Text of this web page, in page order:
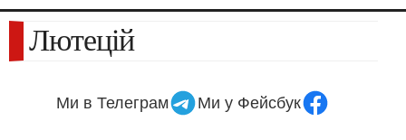
Лютецій
Ми в Телеграм Ми у Фейсбук